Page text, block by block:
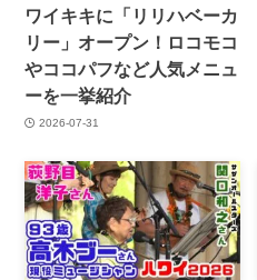
ワイキキに「リリハベーカ
リー」オープン！ロコモコ
やココパフなど人気メニュ
ーを一挙紹介
2026-07-31